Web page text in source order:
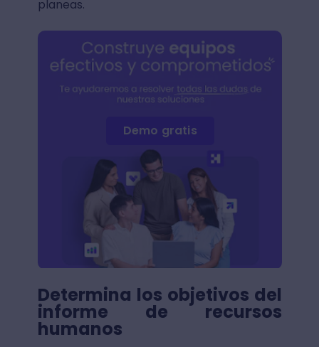
planeas.
Demo gratis
Determina los objetivos del
informe de recursos
humanos